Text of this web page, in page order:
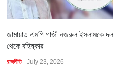
জামায়াত এমপি গাজী নজরুল ইসলামকে দল
থেকে বহিষ্কার
রাজনীতি July 23, 2026